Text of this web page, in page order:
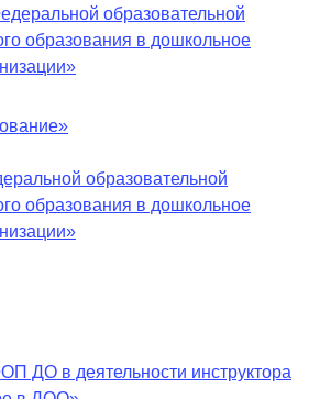
образовательной
образования в дошкольное